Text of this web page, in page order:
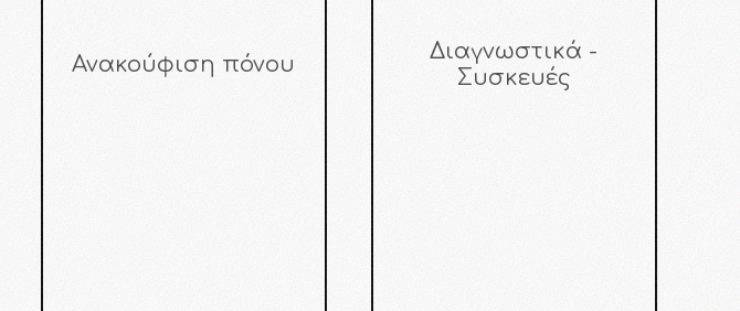
Ανακούφιση πόνου
Διαγνωστικά -
Συσκευές